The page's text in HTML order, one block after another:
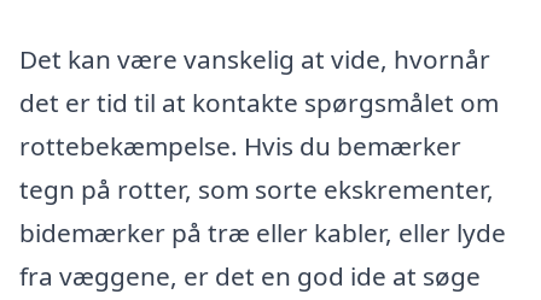
Det kan være vanskelig at vide, hvornår
det er tid til at kontakte spørgsmålet om
rottebekæmpelse. Hvis du bemærker
tegn på rotter, som sorte ekskrementer,
bidemærker på træ eller kabler, eller lyde
fra væggene, er det en god ide at søge